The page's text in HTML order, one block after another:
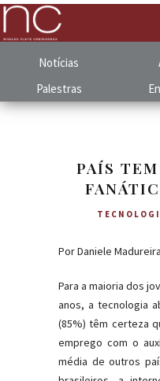
Notícias
Palestras
PAÍS
Por Daniele
Para a maioria dos
anos, a tecnologia
(85%) têm certeza
emprego com o
média de outros